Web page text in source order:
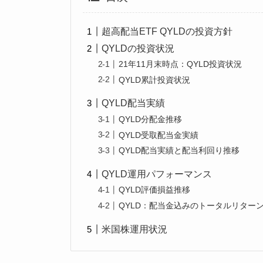
超高配当ETF QYLDの投資方針
QYLDの投資状況
21年11月末時点：QYLD投資状況
QYLD累計投資状況
QYLD配当実績
QYLD分配金推移
QYLD受取配当金実績
QYLD配当実績と配当利回り推移
QYLD運用パフォーマンス
QYLD評価損益推移
QYLD：配当金込みのトータルリター
米国株運用状況